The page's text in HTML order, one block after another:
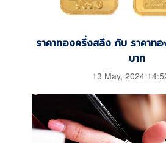
ราคาทองครึ่งสลึง กับ ราคาท
บาท
13 May, 2024